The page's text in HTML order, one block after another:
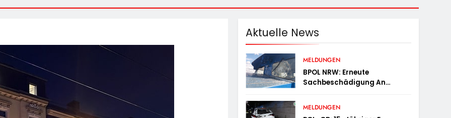
Aktuelle News
MELDUNGEN
BPOL NRW: Erneute
Sachbeschädigung An
MELDUNGEN